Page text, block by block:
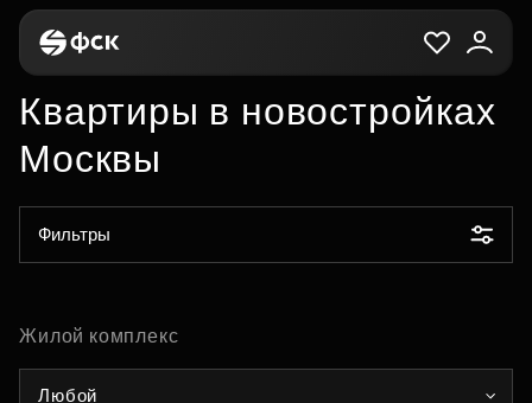
Квартиры в новостройках
Москвы
Фильтры
Жилой комплекс
Любой